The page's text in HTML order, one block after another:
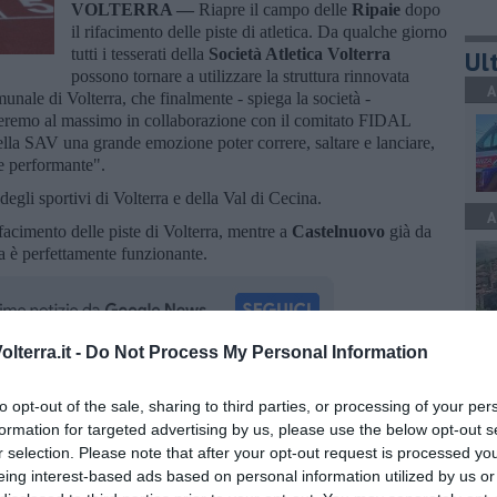
- Do Not Process My Personal Information
opt-out of the sale, sharing to third parties, or processing of your
for targeted advertising by us, please use the below opt-out
selection. Please note that after your opt-out request is processed
interest-based ads based on personal information utilized by us
VOLTERRA — Riapre il campo delle Ripaie dopo
il rifacimento delle piste di atletica. Da qualche giorno
tutti i tesserati della Società Atletica Volterra
possono tornare a utilizzare la struttura rinnovata
di Volterra, che finalmente - spiega la società -
al massimo in collaborazione con il comitato FIDAL
SAV una grande emozione poter correre, saltare e lanciare,
performante".
sportivi di Volterra e della Val di Cecina.
delle piste di Volterra, mentre a Castelnuovo già da
perfettamente funzionante.
iscriviti alla
Newsletter QUInews - ToscanaMedia.
nella tua casella di posta.